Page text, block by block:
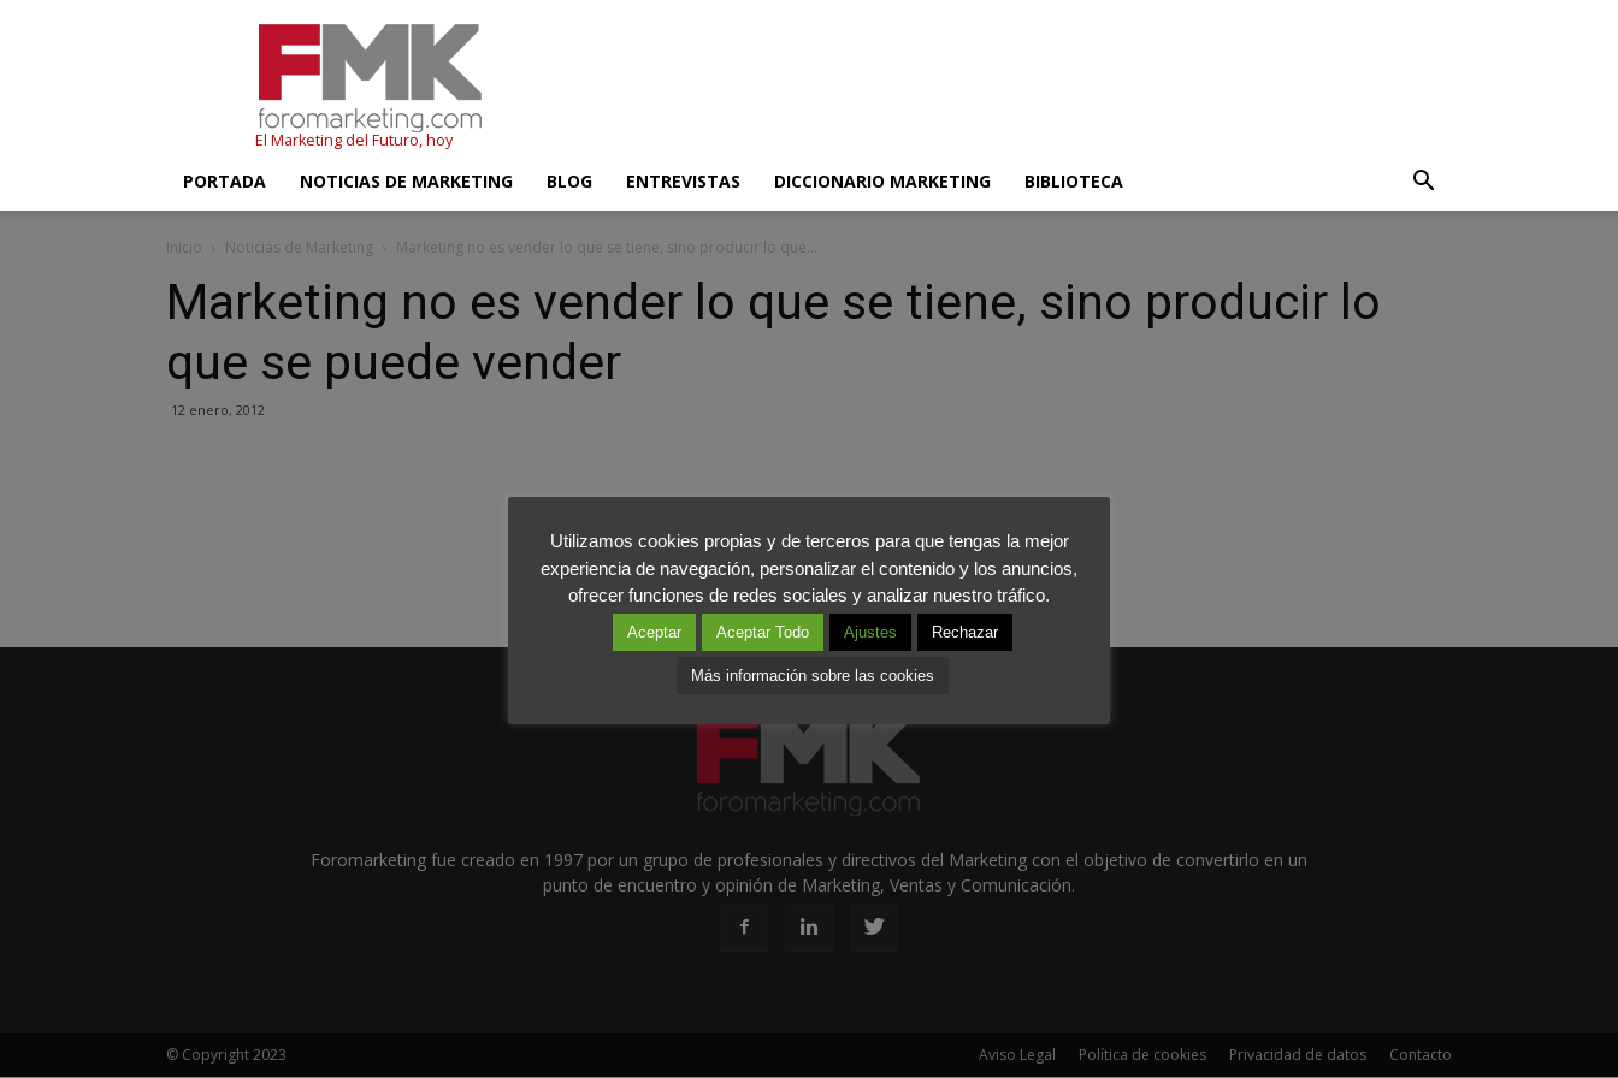
El Marketing del Futuro, hoy
PORTADA NOTICIAS DE MARKETING BLOG ENTREVISTAS DICCIONARIO MARKETING BIBLIOTECA
Inicio Noticias de Marketing Marketing no es vender lo que se tiene, sino producir lo que...
Marketing no es vender lo que se tiene, sino producir lo
que se puede vender
12 enero, 2012
Foromarketing fue creado en 1997 por un grupo de profesionales y directivos del Marketing con el objetivo de convertirlo en un
punto de encuentro y opinión de Marketing, Ventas y Comunicación.
Aviso Legal Política de cookies Privacidad de datos Contacto
© Copyright 2023
Utilizamos cookies propias y de terceros para que tengas la mejor
experiencia de navegación, personalizar el contenido y los anuncios,
ofrecer funciones de redes sociales y analizar nuestro tráfico.
Aceptar Aceptar Todo Ajustes Rechazar
Más información sobre las cookies